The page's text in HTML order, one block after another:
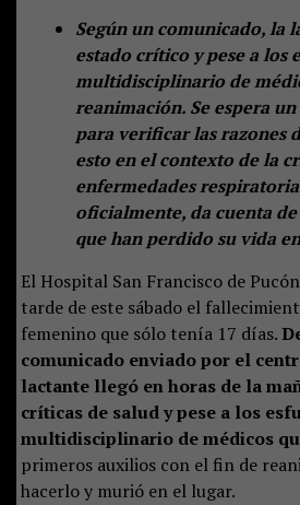
Según un comunicado, la
estado crítico y pese a los
multidisciplinario de
reanimación. Se espera
para verificar las razones
esto en el contexto de la
enfermedades
oficialmente, da cuenta
que han perdido su vida
El Hospital San Francisco de
tarde de este sábado el
femenino que sólo tenía 17 días.
comunicado enviado por el
lactante llegó en horas de la
críticas de salud y pese a los
multidisciplinario de médicos
primeros auxilios con el fin de
hacerlo y murió en el lugar.